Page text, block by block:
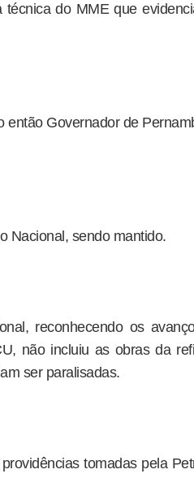
do MME que
então Governador de
Nacional, sendo mantido.
reconhecendo os
não incluiu as obras da
ser paralisadas.
tomadas pela